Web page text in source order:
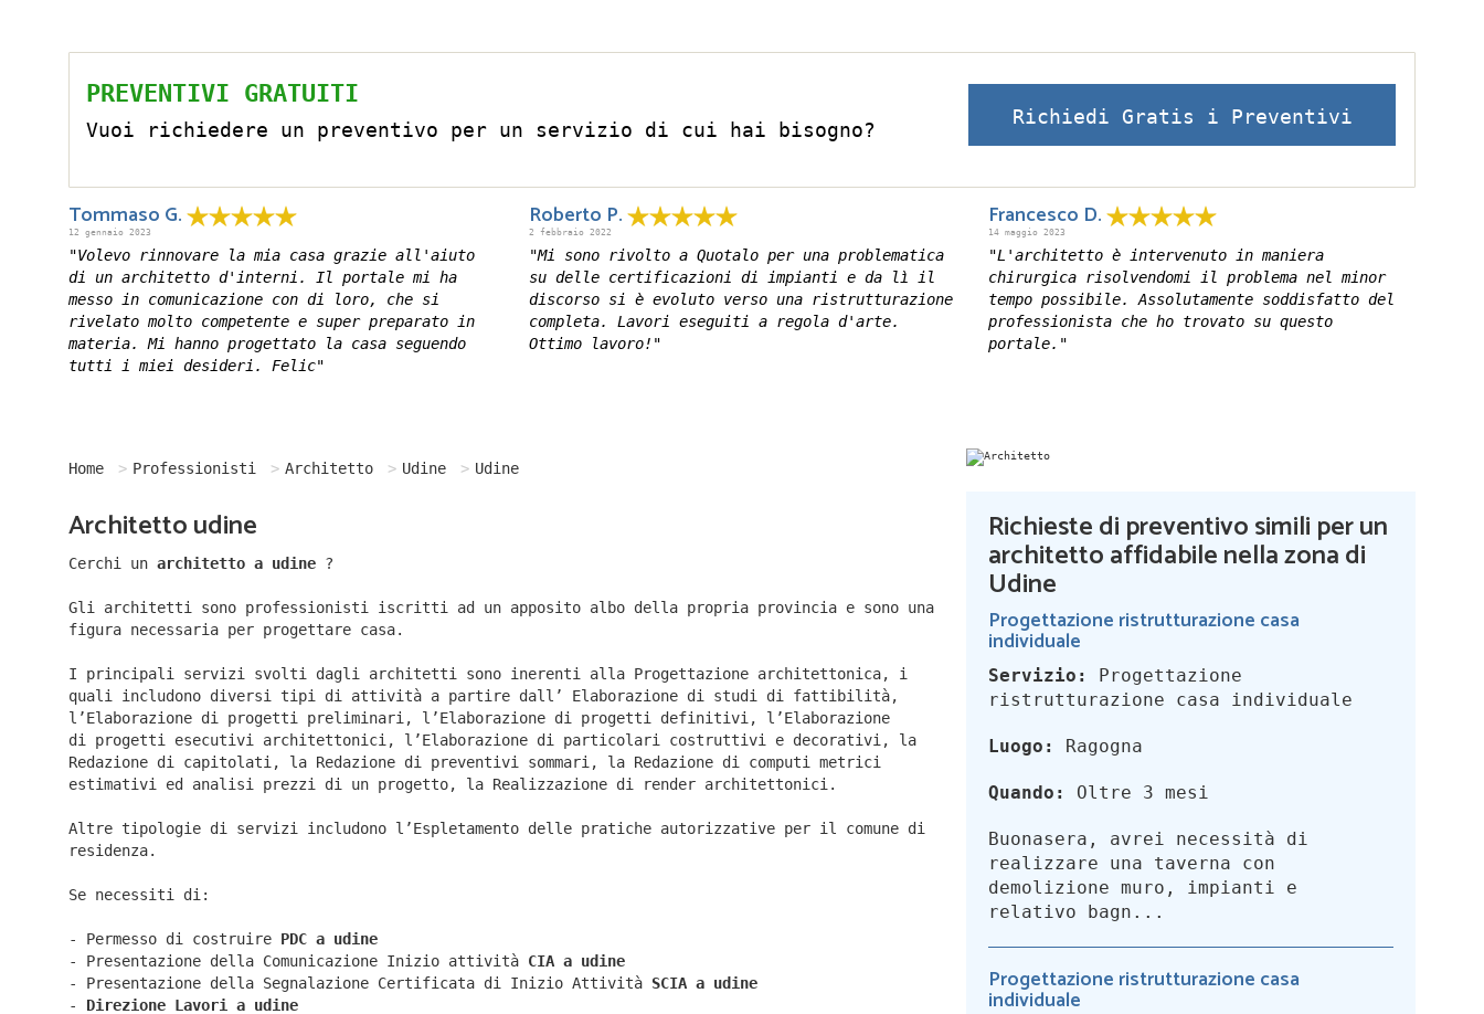
PREVENTIVI GRATUITI
Vuoi richiedere un preventivo per un servizio di cui hai bisogno?
Richiedi Gratis i Preventivi
Tommaso G.
12 gennaio 2023
"Volevo rinnovare la mia casa grazie all'aiuto
di un architetto d'interni. Il portale mi ha
messo in comunicazione con di loro, che si
rivelato molto competente e super preparato in
materia. Mi hanno progettato la casa seguendo
tutti i miei desideri. Felic"
Roberto P.
2 febbraio 2022
"Mi sono rivolto a Quotalo per una problematica
su delle certificazioni di impianti e da lì il
discorso si è evoluto verso una ristrutturazione
completa. Lavori eseguiti a regola d'arte.
Ottimo lavoro!"
Francesco D.
14 maggio 2023
"L'architetto è intervenuto in maniera
chirurgica risolvendomi il problema nel minor
tempo possibile. Assolutamente soddisfatto del
professionista che ho trovato su questo
portale."
Home Professionisti Architetto Udine Udine
Architetto udine
Cerchi un architetto a udine ?
Gli architetti sono professionisti iscritti ad un apposito albo della propria provincia e sono una
figura necessaria per progettare casa.
I principali servizi svolti dagli architetti sono inerenti alla Progettazione architettonica, i
quali includono diversi tipi di attività a partire dall’ Elaborazione di studi di fattibilità,
l’Elaborazione di progetti preliminari, l’Elaborazione di progetti definitivi, l’Elaborazione
di progetti esecutivi architettonici, l’Elaborazione di particolari costruttivi e decorativi, la
Redazione di capitolati, la Redazione di preventivi sommari, la Redazione di computi metrici
estimativi ed analisi prezzi di un progetto, la Realizzazione di render architettonici.
Altre tipologie di servizi includono l’Espletamento delle pratiche autorizzative per il comune di
residenza.
Se necessiti di:
- Permesso di costruire PDC a udine
- Presentazione della Comunicazione Inizio attività CIA a udine
- Presentazione della Segnalazione Certificata di Inizio Attività SCIA a udine
- Direzione Lavori a udine
Richieste di preventivo simili per un
architetto affidabile nella zona di
Udine
Progettazione ristrutturazione casa
individuale
Servizio:
Progettazione
ristrutturazione casa individuale
Luogo: Ragogna
Quando: Oltre 3 mesi
Buonasera, avrei necessità di
realizzare una taverna con
demolizione muro, impianti e
relativo bagn...
Progettazione ristrutturazione casa
individuale